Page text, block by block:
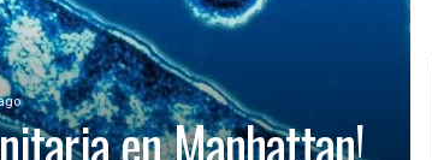
en Manhattan!